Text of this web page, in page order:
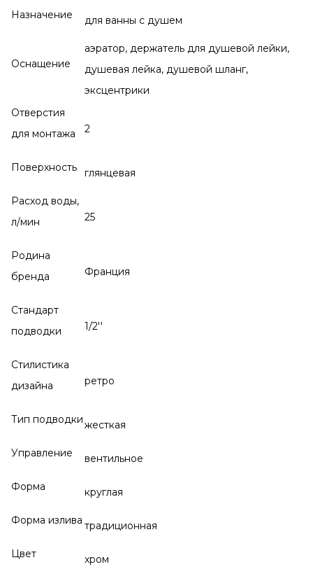
Назначение для ванны с душем
Оснащение
аэратор, держатель для душевой лейки,
душевая лейка, душевой шланг,
эксцентрики
Отверстия
для монтажа
2
Поверхность глянцевая
Расход воды,
л/мин
25
Родина
бренда
Франция
Стандарт
подводки
1/2''
Стилистика
дизайна
ретро
Тип подводкижесткая
Управление вентильное
Форма круглая
Форма излива традиционная
Цвет хром